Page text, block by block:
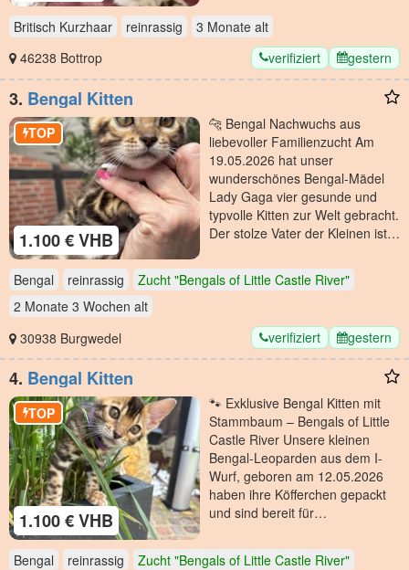
Britisch Kurzhaar reinrassig 3 Monate alt
46238 Bottrop
verifiziert gestern
3. Bengal Kitten
1.100 € VHB
TOP
🐆 Bengal Nachwuchs aus
liebevoller Familienzucht Am
19.05.2026 hat unser
wunderschönes Bengal-Mädel
Lady Gaga vier gesunde und
typvolle Kitten zur Welt gebracht.
Der stolze Vater der Kleinen ist…
Bengal reinrassig
Zucht "Bengals of Little Castle River"
2 Monate 3 Wochen alt
30938 Burgwedel
verifiziert gestern
4. Bengal Kitten
1.100 € VHB
TOP
🐾 Exklusive Bengal Kitten mit
Stammbaum – Bengals of Little
Castle River Unsere kleinen
Bengal-Leoparden aus dem I-
Wurf, geboren am 12.05.2026
haben ihre Köfferchen gepackt
und sind bereit für…
Bengal reinrassig
Zucht "Bengals of Little Castle River"